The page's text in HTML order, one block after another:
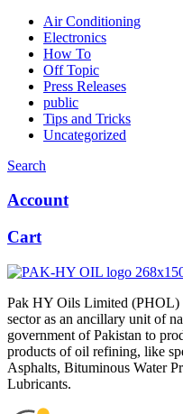
Air Conditioning
Electronics
How To
Off Topic
Press Releases
public
Tips and Tricks
Uncategorized
Search
Account
Cart
Pak HY Oils Limited (PHOL)
sector as an ancillary unit of
government of Pakistan to
products of oil refining, like
Asphalts, Bituminous Water
Lubricants.